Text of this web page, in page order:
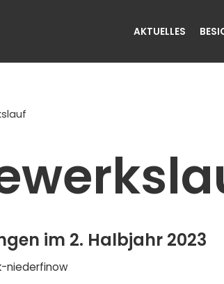
AKTUELLES
im 2. Halbjahr 2023
niederfinow